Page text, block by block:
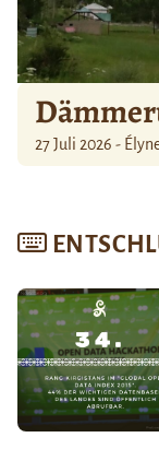
27 Juli 2026 -